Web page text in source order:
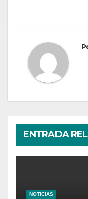
ENTRADA
NOTICIAS